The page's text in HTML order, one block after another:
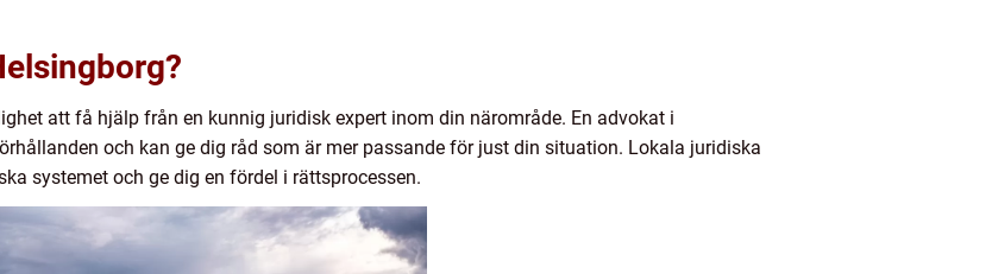
att få hjälp från en kunnig juridisk expert inom din närområde. En advokat i
och kan ge dig råd som är mer passande för just din situation. Lokala juridiska
systemet och ge dig en fördel i rättsprocessen.